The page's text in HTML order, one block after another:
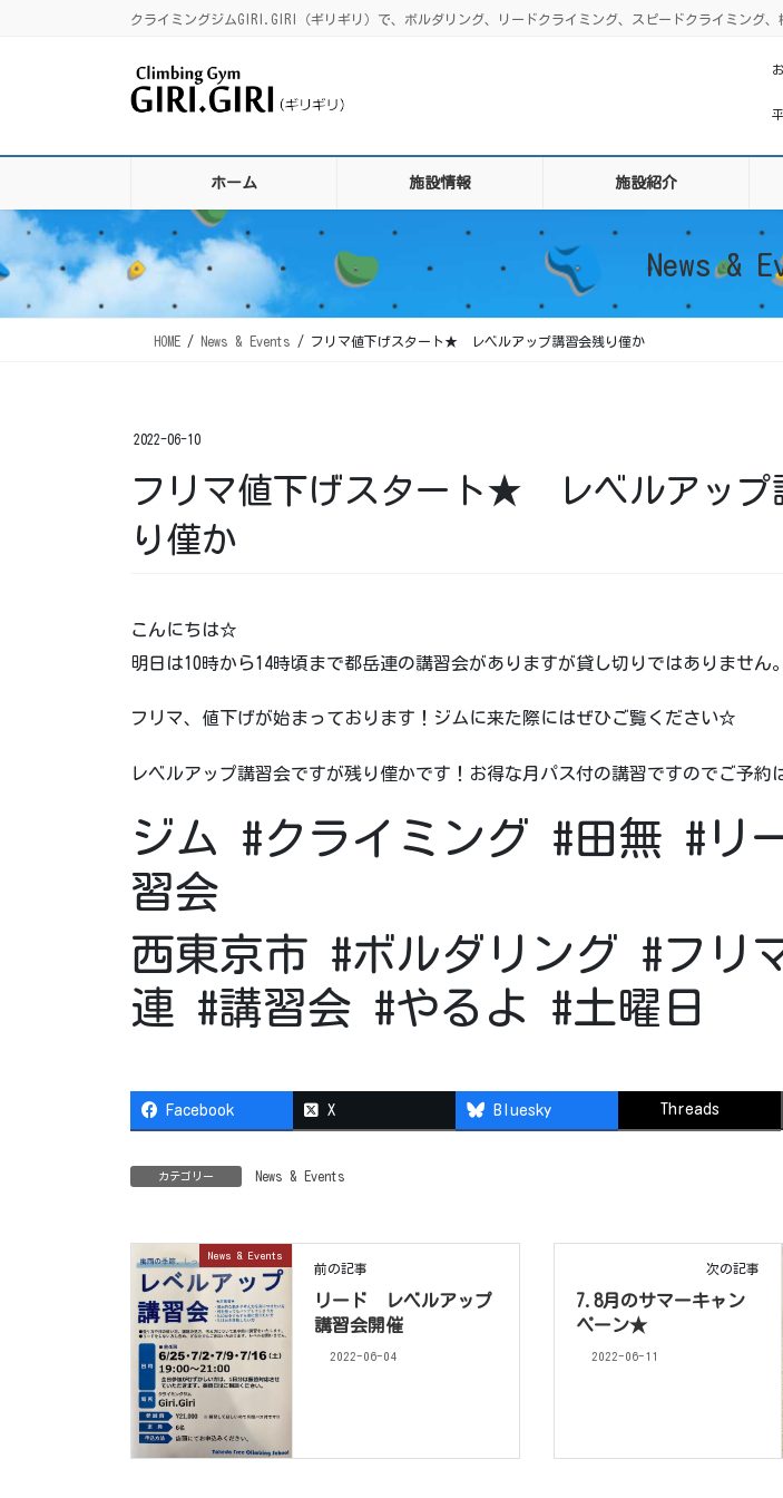
クライミングジムGIRI.GIRI（ギリギリ）で、ボルダリング、リードクライミング、スピードクライミング、
ホーム 施設情報 施設紹介
News &
HOME News & Events フリマ値下げスタート★ レベルアップ講習会残り僅か
2022-06-10
フリマ値下げスタート★ レベルアップ
り僅か
こんにちは☆
明日は10時から14時頃まで都岳連の講習会がありますが貸し切りではありません
フリマ、値下げが始まっております！ジムに来た際にはぜひご覧ください☆
レベルアップ講習会ですが残り僅かです！お得な月パス付の講習ですのでご予
ジム #クライミング #田無 #リ
習会
西東京市 #ボルダリング #フリ
連 #講習会 #やるよ #土曜日
Facebook X Bluesky Threads
カテゴリー News & Events
News & Events
前の記事
リード レベルアップ
講習会開催
2022-06-04
次の記事
7.8月のサマーキャン
ペーン★
2022-06-11